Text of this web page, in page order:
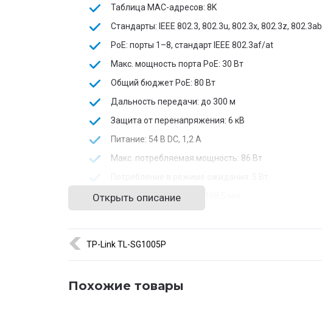
Таблица MAC-адресов: 8K
Стандарты: IEEE 802.3, 802.3u, 802.3x, 802.3z, 802.3ab
PoE: порты 1–8, стандарт IEEE 802.3af/at
Макс. мощность порта PoE: 30 Вт
Общий бюджет PoE: 80 Вт
Дальность передачи: до 300 м
Защита от перенапряжения: 6 кВ
Питание: 54 В DC, 1,2 А
Макс. потребляемая мощность: 86 Вт
Размеры: 217,6 × 27,6 × 108,5 мм
Материал корпуса: металл
Открыть описание
TP-Link TL-SG1005P
Похожие товары